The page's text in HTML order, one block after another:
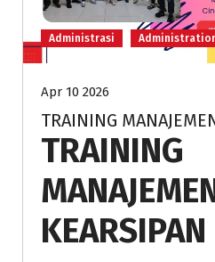
Administrasi
Apr 10 2026
TRAINING
TRAINING
KEARSIPAN